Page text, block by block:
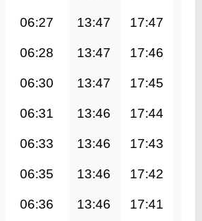
06:27 13:47 17:47
06:28 13:47 17:46
06:30 13:47 17:45
06:31 13:46 17:44
06:33 13:46 17:43
06:35 13:46 17:42
06:36 13:46 17:41